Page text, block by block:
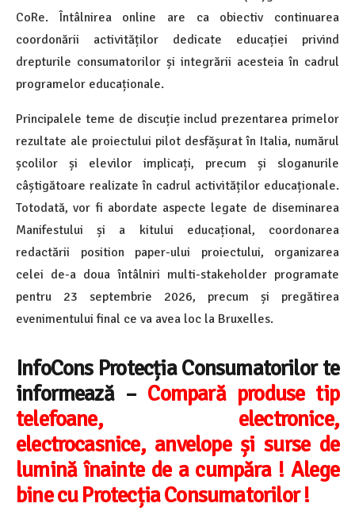
CoRe. Întâlnirea online are ca obiectiv continuarea
coordonării activităților dedicate educației privind
drepturile consumatorilor și integrării acesteia în cadrul
programelor educaționale.
Principalele teme de discuție includ prezentarea primelor
rezultate ale proiectului pilot desfășurat în Italia, numărul
școlilor și elevilor implicați, precum și sloganurile
câștigătoare realizate în cadrul activităților educaționale.
Totodată, vor fi abordate aspecte legate de diseminarea
Manifestului și a kitului educațional, coordonarea
redactării position paper-ului proiectului, organizarea
celei de-a doua întâlniri multi-stakeholder programate
pentru 23 septembrie 2026, precum și pregătirea
evenimentului final ce va avea loc la Bruxelles.
InfoCons Protecția Consumatorilor te
informează – Compară produse tip
telefoane, electronice,
electrocasnice, anvelope și surse de
lumină înainte de a cumpăra ! Alege
bine cu Protecția Consumatorilor !